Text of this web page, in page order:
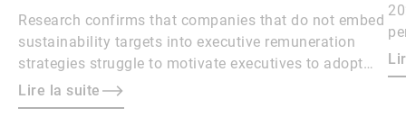
Research confirms that companies that do not embed
sustainability targets into executive remuneration
strategies struggle to motivate executives to adopt
sustainable practices, leading to misalignment with
societal expectations and stakeholder interests.
Lire la suite